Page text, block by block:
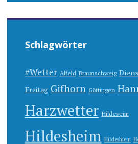
Schlagwörter
#Wetter Alfeld Braunschweig
Freitag Gifhorn Göttingen
Harzwetter Hildeseim
Hildesheim Hildeshiem